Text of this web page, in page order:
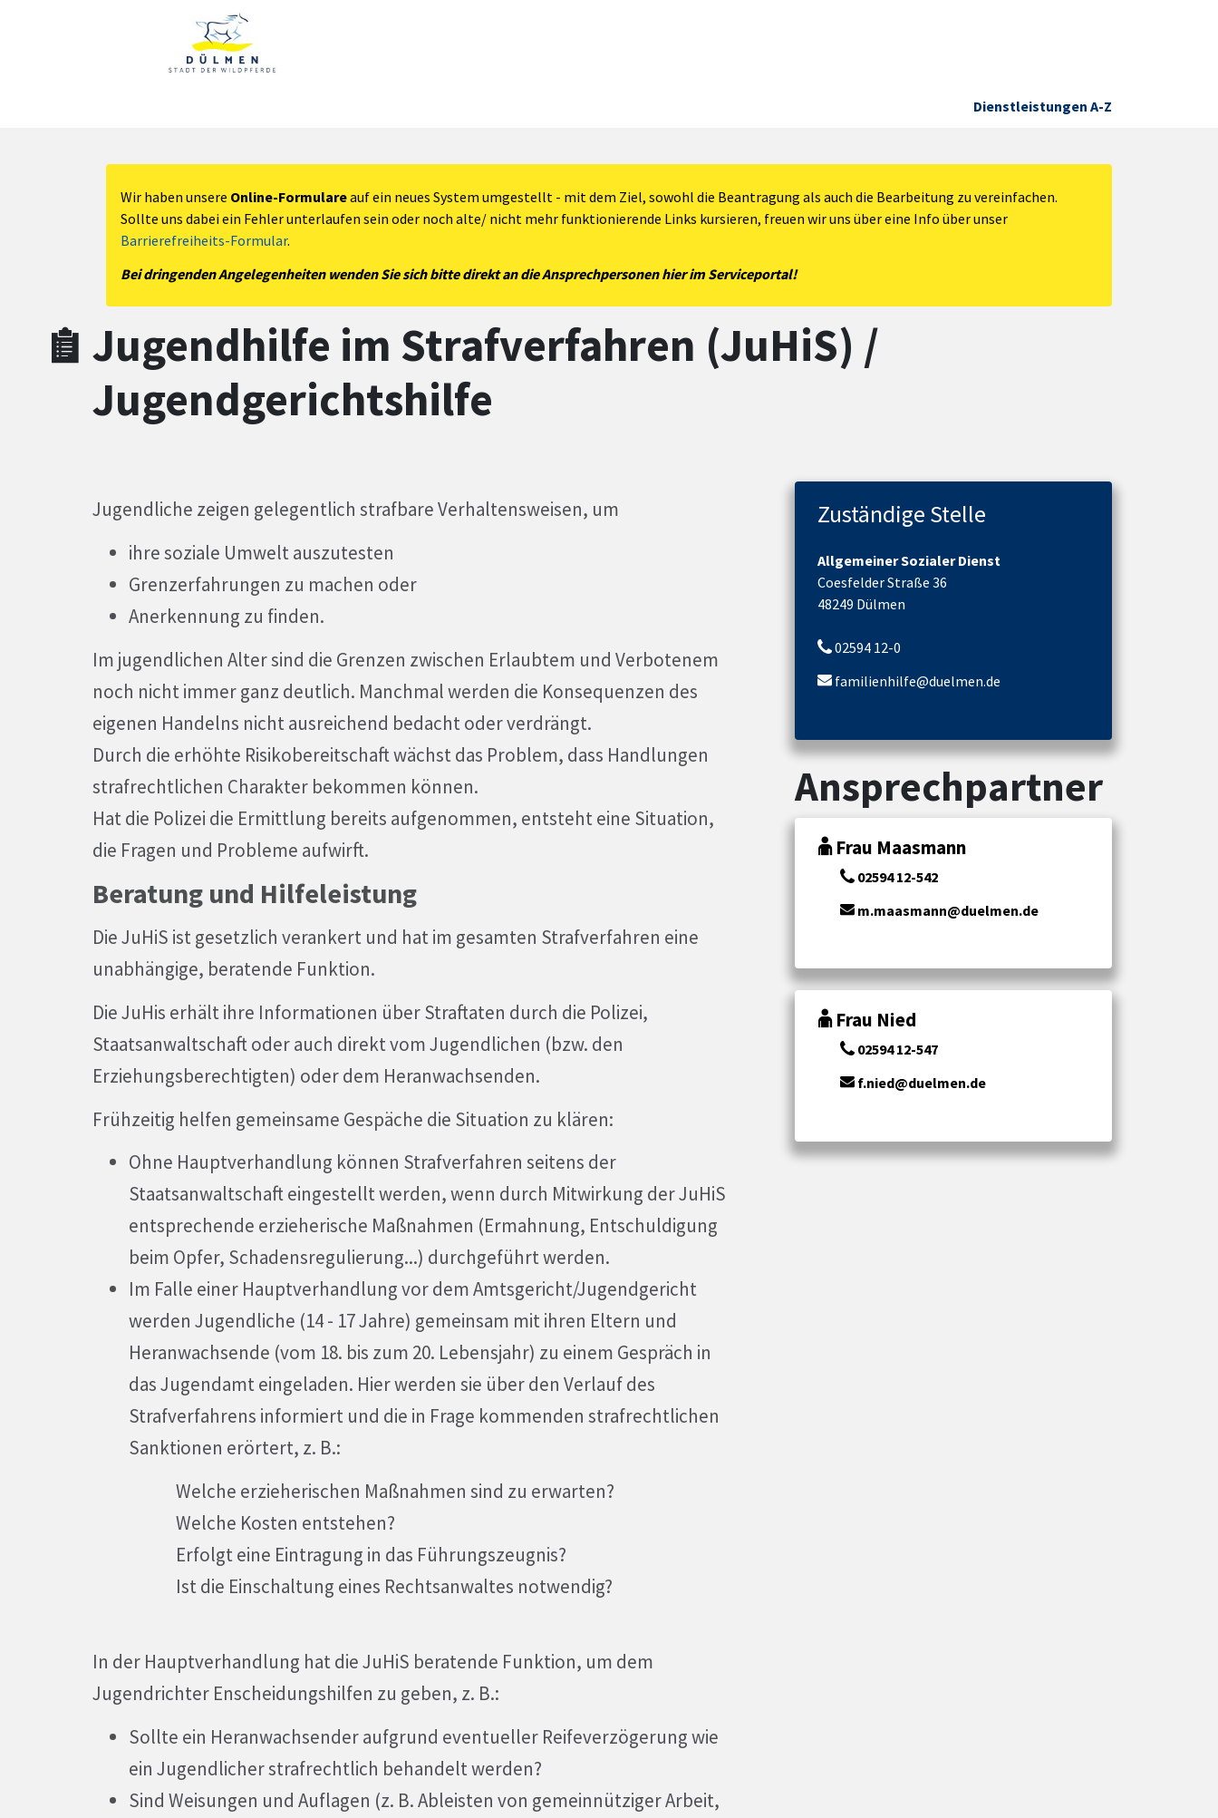
Zum Hauptinhalt
Dienstleistungen A-Z
Wir haben unsere Online-Formulareauf ein neues System umgestellt - mit dem Ziel, sowohl die Beantragung als auch die Bearbeitung zu vereinfachen.
Sollte uns dabei ein Fehler unterlaufen sein oder noch alte/ nicht mehr funktionierende Links kursieren, freuen wir uns über eine Info über unser
Barrierefreiheits-Formular.
Bei dringenden Angelegenheiten wenden Sie sich bitte direkt an die Ansprechpersonen hier im Serviceportal!
Jugendhilfe im Strafverfahren (JuHiS) /
Jugendgerichtshilfe
Jugendliche zeigen gelegentlich strafbare Verhaltensweisen, um
ihre soziale Umwelt auszutesten
Grenzerfahrungen zu machen oder
Anerkennung zu finden.
Im jugendlichen Alter sind die Grenzen zwischen Erlaubtem und Verbotenem
noch nicht immer ganz deutlich. Manchmal werden die Konsequenzen des
eigenen Handelns nicht ausreichend bedacht oder verdrängt.
Durch die erhöhte Risikobereitschaft wächst das Problem, dass Handlungen
strafrechtlichen Charakter bekommen können.
Hat die Polizei die Ermittlung bereits aufgenommen, entsteht eine Situation,
die Fragen und Probleme aufwirft.
Beratung und Hilfeleistung
Die JuHiS ist gesetzlich verankert und hat im gesamten Strafverfahren eine
unabhängige, beratende Funktion.
Die JuHis erhält ihre Informationen über Straftaten durch die Polizei,
Staatsanwaltschaft oder auch direkt vom Jugendlichen (bzw. den
Erziehungsberechtigten) oder dem Heranwachsenden.
Frühzeitig helfen gemeinsame Gespäche die Situation zu klären:
Ohne Hauptverhandlung können Strafverfahren seitens der
Staatsanwaltschaft eingestellt werden, wenn durch Mitwirkung der JuHiS
entsprechende erzieherische Maßnahmen (Ermahnung, Entschuldigung
beim Opfer, Schadensregulierung...) durchgeführt werden.
Im Falle einer Hauptverhandlung vor dem Amtsgericht/Jugendgericht
werden Jugendliche (14 - 17 Jahre) gemeinsam mit ihren Eltern und
Heranwachsende (vom 18. bis zum 20. Lebensjahr) zu einem Gespräch in
das Jugendamt eingeladen. Hier werden sie über den Verlauf des
Strafverfahrens informiert und die in Frage kommenden strafrechtlichen
Sanktionen erörtert, z. B.:
Welche erzieherischen Maßnahmen sind zu erwarten?
Welche Kosten entstehen?
Erfolgt eine Eintragung in das Führungszeugnis?
Ist die Einschaltung eines Rechtsanwaltes notwendig?
In der Hauptverhandlung hat die JuHiS beratende Funktion, um dem
Jugendrichter Enscheidungshilfen zu geben, z. B.:
Sollte ein Heranwachsender aufgrund eventueller Reifeverzögerung wie
ein Jugendlicher strafrechtlich behandelt werden?
Sind Weisungen und Auflagen (z. B. Ableisten von gemeinnütziger Arbeit,
Zuständige Stelle
Allgemeiner Sozialer Dienst
Coesfelder Straße 36
48249 Dülmen
02594 12-0
familienhilfe@duelmen.de
Ansprechpartner
Frau Maasmann
02594 12-542
m.maasmann@duelmen.de
Frau Nied
02594 12-547
f.nied@duelmen.de